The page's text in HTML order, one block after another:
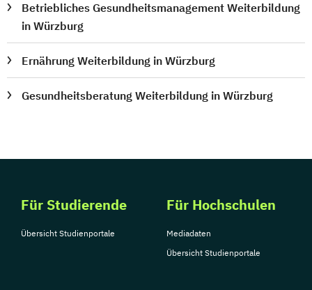
Betriebliches Gesundheitsmanagement Weiterbildung
in Würzburg
Ernährung Weiterbildung in Würzburg
Gesundheitsberatung Weiterbildung in Würzburg
Für Studierende
Übersicht Studienportale
Für Hochschulen
Mediadaten
Übersicht Studienportale